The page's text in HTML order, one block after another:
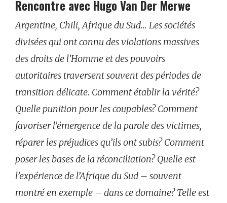
Rencontre avec Hugo Van Der Merwe
Argentine, Chili, Afrique du Sud… Les sociétés
divisées qui ont connu des violations massives
des droits de l’Homme et des pouvoirs
autoritaires traversent souvent des périodes de
transition délicate. Comment établir la vérité?
Quelle punition pour les coupables? Comment
favoriser l’émergence de la parole des victimes,
réparer les préjudices qu’ils ont subis? Comment
poser les bases de la réconciliation? Quelle est
l’expérience de l’Afrique du Sud – souvent
montré en exemple – dans ce domaine? Telle est